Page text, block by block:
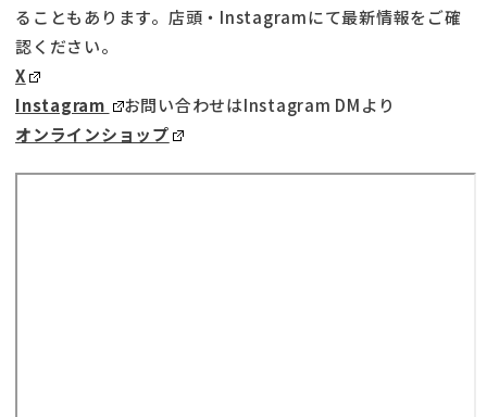
ることもあります。店頭・Instagramにて最新情報をご確
認ください。
X
Instagram
お問い合わせはInstagram DMより
オンラインショップ